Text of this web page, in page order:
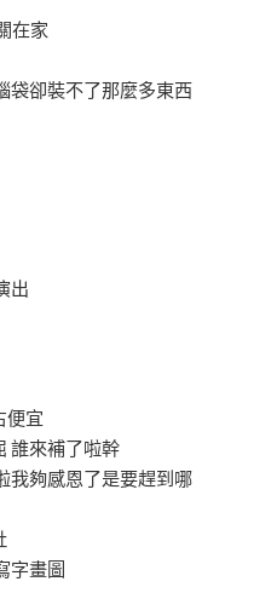
在家
袋卻裝不了那麼多東西
出
便宜
誰來補了啦幹
我夠感恩了是要趕到哪
字畫圖